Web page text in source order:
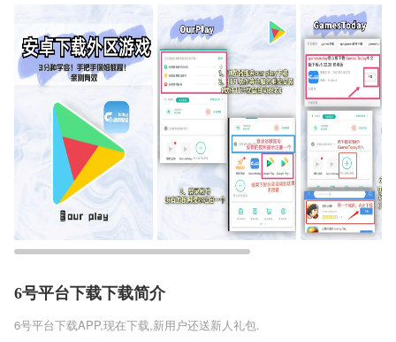
6号平台下载下载简介
6号平台下载APP,现在下载,新用户还送新人礼包.